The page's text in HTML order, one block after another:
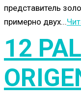
представитель
примерно двух...
12